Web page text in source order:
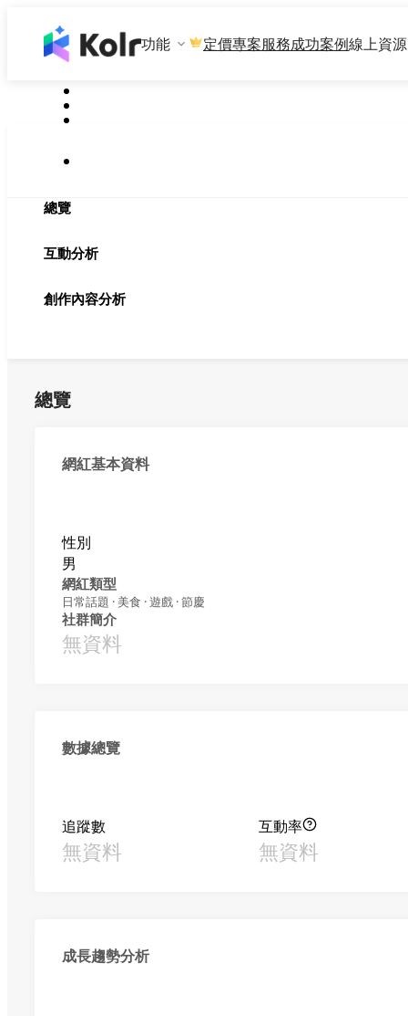
功能 定價專案服務成功案例線上資源
總覽
互動分析
創作內容分析
總覽
網紅基本資料
性別
男
網紅類型
日常話題 · 美食 · 遊戲 · 節慶
社群簡介
無資料
數據總覽
追蹤數
無資料
互動率
無資料
成長趨勢分析